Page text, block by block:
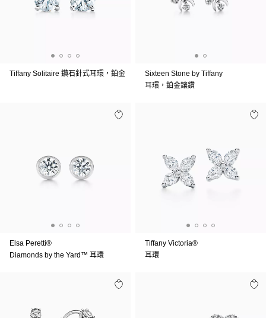
Tiffany Solitaire 鑽石針式耳環，鉑金
Sixteen Stone by Tiffany
耳環，鉑金鑲鑽
Elsa Peretti®
Diamonds by the Yard™ 耳環
Tiffany Victoria®
耳環